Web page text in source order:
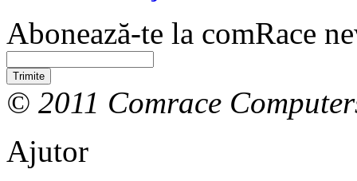
Abonează-te la comRace
Trimite
© 2011 Comrace
Ajutor